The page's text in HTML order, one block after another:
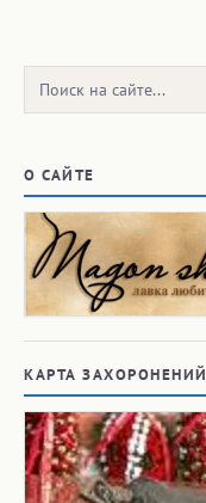
Поиск:
О САЙТЕ
КАРТА ЗАХОРОНЕНИЙ